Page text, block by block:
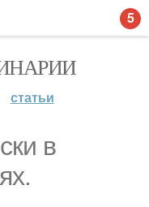
статьи
в
5